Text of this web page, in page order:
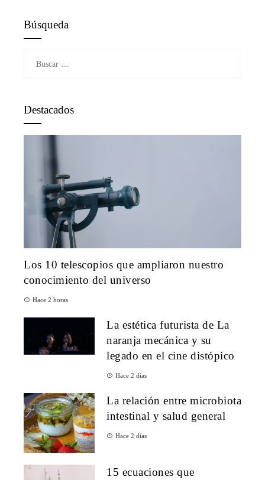
Búsqueda
Destacados
Los 10 telescopios que ampliaron nuestro
conocimiento del universo
Hace 2 horas
La estética futurista de La
naranja mecánica y su
legado en el cine distópico
Hace 2 días
La relación entre microbiota
intestinal y salud general
Hace 2 días
15 ecuaciones que